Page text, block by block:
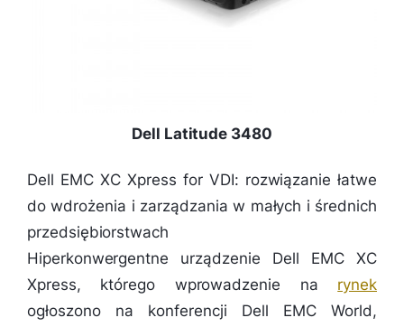
Dell Latitude 3480
Dell EMC XC Xpress for VDI: rozwiązanie łatwe
do wdrożenia i zarządzania w małych i średnich
przedsiębiorstwach
Hiperkonwergentne urządzenie Dell EMC XC
Xpress, którego wprowadzenie na rynek
ogłoszono na konferencji Dell EMC World,